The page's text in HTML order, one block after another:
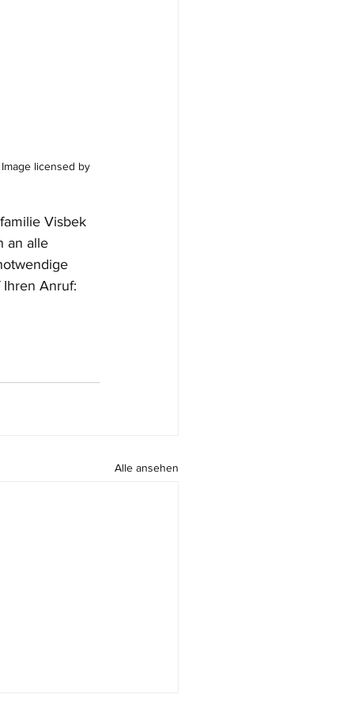
licensed by
Visbek
an alle
Anruf:
Alle ansehen